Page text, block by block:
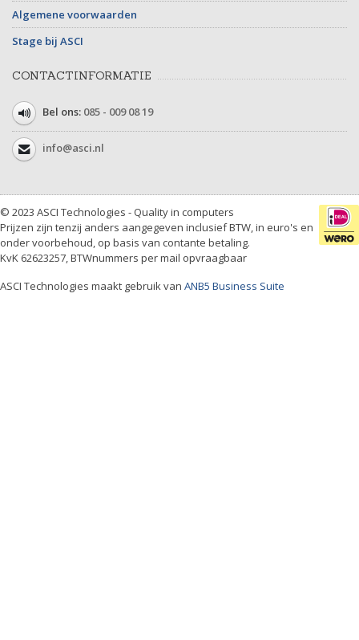
Algemene voorwaarden
Stage bij ASCI
CONTACTINFORMATIE
Bel ons: 085 - 009 08 19
info@asci.nl
© 2023 ASCI Technologies - Quality in computers
Prijzen zijn tenzij anders aangegeven inclusief BTW, in euro's en
onder voorbehoud, op basis van contante betaling.
KvK 62623257, BTWnummers per mail opvraagbaar
ASCI Technologies maakt gebruik van ANB5 Business Suite